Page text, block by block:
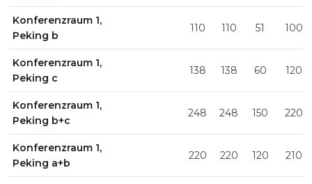
Konferenzraum 1,
Peking b
110 110 51 100
Konferenzraum 1,
Peking c
138 138 60 120
Konferenzraum 1,
Peking b+c
248 248 150 220
Konferenzraum 1,
Peking a+b
220 220 120 210